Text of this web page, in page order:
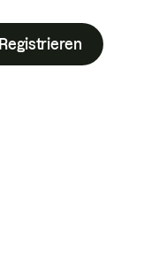
Registrieren